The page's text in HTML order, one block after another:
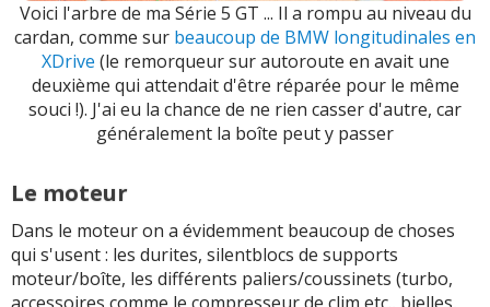
Voici l'arbre de ma Série 5 GT ... Il a rompu au niveau du
cardan, comme sur beaucoup de BMW longitudinales en
XDrive (le remorqueur sur autoroute en avait une
deuxième qui attendait d'être réparée pour le même
souci !). J'ai eu la chance de ne rien casser d'autre, car
généralement la boîte peut y passer
Le moteur
Dans le moteur on a évidemment beaucoup de choses
qui s'usent : les durites, silentblocs de supports
moteur/boîte, les différents paliers/coussinets (turbo,